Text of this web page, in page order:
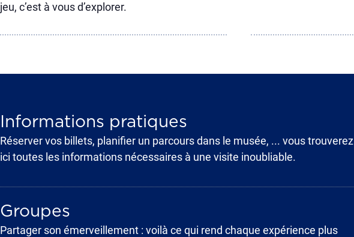
jeu, c’est à vous d’explorer.
Informations pratiques
Réserver vos billets, planifier un parcours dans le musée, ... vous trouverez
ici toutes les informations nécessaires à une visite inoubliable.
Groupes
Partager son émerveillement : voilà ce qui rend chaque expérience plus